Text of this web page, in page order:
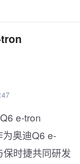
Q6 e-tron
奥迪Q6 e-
时捷共同研发